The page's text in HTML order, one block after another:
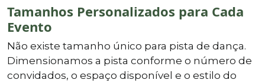
Tamanhos Personalizados para Cada
Evento
Não existe tamanho único para pista de dança.
Dimensionamos a pista conforme o número de
convidados, o espaço disponível e o estilo do